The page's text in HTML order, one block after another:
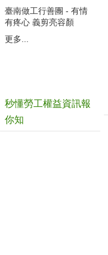
臺南做工行善團 - 有情
有疼心 義剪亮容顏
更多...
秒懂勞工權益資訊報
你知